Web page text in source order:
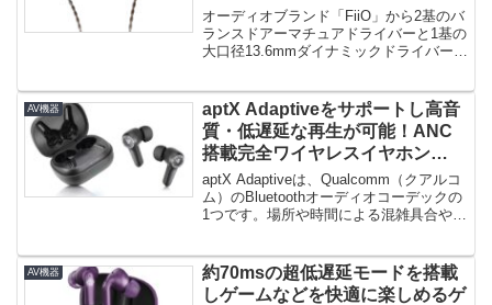
場！
オーディオブランド「FiiO」から2基のバ
ランスドアーマチュアドライバーと1基の
大口径13.6mmダイナミックドライバーを
AV機器
aptX Adaptiveをサポートし高音
質・低遅延な再生が可能！ANC
搭載完全ワイヤレスイヤホン
「PUREPLAY Z5」登場！
aptX Adaptiveは、Qualcomm（クアルコ
ム）のBluetoothオーディオコーデックの
1つです。場所や時間による混雑具合や
AV機器
約70msの超低遅延モードを搭載
しゲームなどを快適に楽しめるゲ